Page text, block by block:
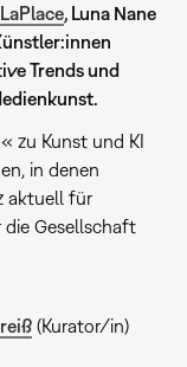
, Luna Nane
Trends und
zu Kunst und KI
in denen
aktuell für
Gesellschaft
(Kurator/in)